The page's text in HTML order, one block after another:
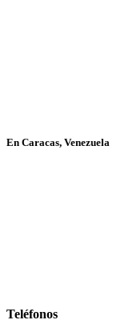
En Caracas, Venezuela
Teléfonos